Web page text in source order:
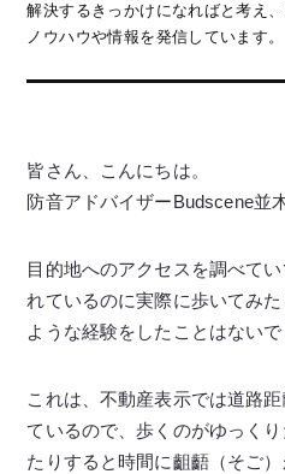
解決するきっかけになればと考え
ノウハウや情報を発信しています。
皆さん、こんにちは。
防音アドバイザーBudscene並
目的地へのアクセスを調べて
れているのに実際に歩いてみ
ような経験をしたことはないで
これは、不動産表示では道路
ているので、歩くのがゆっく
たりすると時間に齟齬（そご